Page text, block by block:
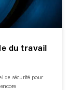
du travail
de sécurité pour